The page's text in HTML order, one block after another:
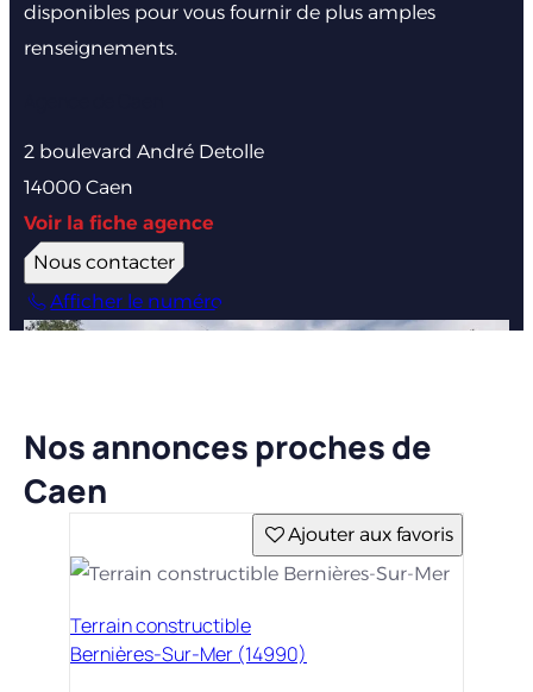
disponibles pour vous fournir de plus amples
renseignements.
2 boulevard André Detolle
14000 Caen
Voir la fiche agence
Nous contacter
Afficher le numéro
Nos annonces proches de
Caen
Ajouter aux favoris
Terrain constructible
Bernières-Sur-Mer (14990)